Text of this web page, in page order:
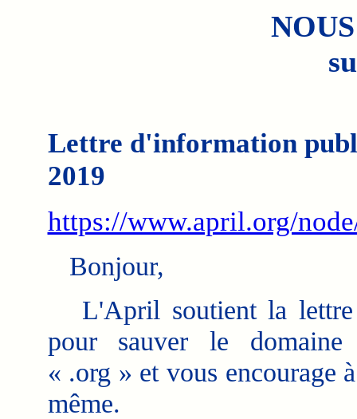
Lettre d'information
2019
https://www.april.org/
Bonjour,
L'April soutient la lettre
pour sauver le domaine
« .org » et vous encourage
même.